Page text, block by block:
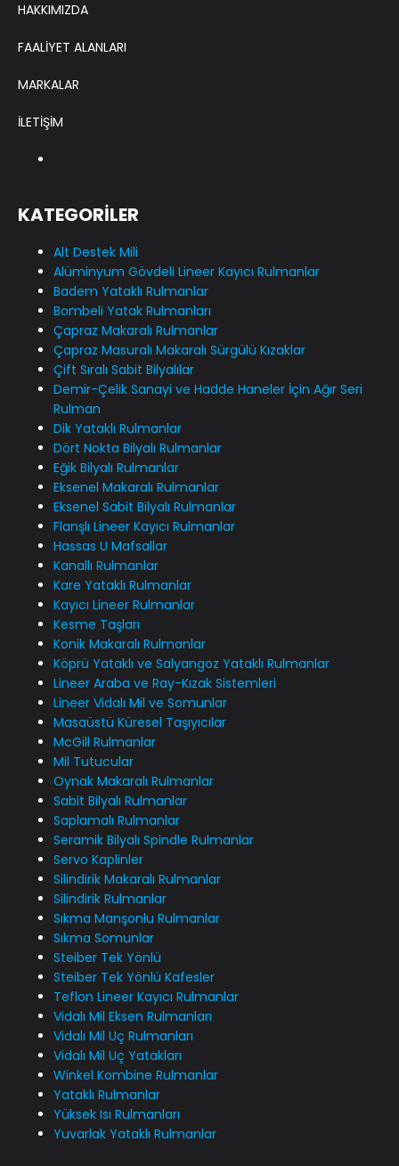
HAKKIMIZDA
FAALİYET ALANLARI
MARKALAR
İLETİŞİM
KATEGORİLER
Alt Destek Mili
Alüminyum Gövdeli Lineer Kayıcı Rulmanlar
Badem Yataklı Rulmanlar
Bombeli Yatak Rulmanları
Çapraz Makaralı Rulmanlar
Çapraz Masuralı Makaralı Sürgülü Kızaklar
Çift Sıralı Sabit Bilyalılar
Demir-Çelik Sanayi ve Hadde Haneler İçin Ağır Seri
Rulman
Dik Yataklı Rulmanlar
Dört Nokta Bilyalı Rulmanlar
Eğik Bilyalı Rulmanlar
Eksenel Makaralı Rulmanlar
Eksenel Sabit Bilyalı Rulmanlar
Flanşlı Lineer Kayıcı Rulmanlar
Hassas U Mafsallar
Kanallı Rulmanlar
Kare Yataklı Rulmanlar
Kayıcı Lineer Rulmanlar
Kesme Taşları
Konik Makaralı Rulmanlar
Köprü Yataklı ve Salyangoz Yataklı Rulmanlar
Lineer Araba ve Ray-Kızak Sistemleri
Lineer Vidalı Mil ve Somunlar
Masaüstü Küresel Taşıyıcılar
McGill Rulmanlar
Mil Tutucular
Oynak Makaralı Rulmanlar
Sabit Bilyalı Rulmanlar
Saplamalı Rulmanlar
Seramik Bilyalı Spindle Rulmanlar
Servo Kaplinler
Silindirik Makaralı Rulmanlar
Silindirik Rulmanlar
Sıkma Manşonlu Rulmanlar
Sıkma Somunlar
Steiber Tek Yönlü
Steiber Tek Yönlü Kafesler
Teflon Lineer Kayıcı Rulmanlar
Vidalı Mil Eksen Rulmanları
Vidalı Mil Uç Rulmanları
Vidalı Mil Uç Yatakları
Winkel Kombine Rulmanlar
Yataklı Rulmanlar
Yüksek Isı Rulmanları
Yuvarlak Yataklı Rulmanlar